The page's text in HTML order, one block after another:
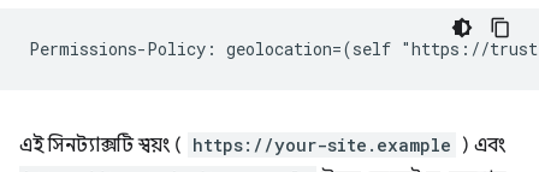
এই সিনট্যাক্সটি স্বয়ং ( https://your-site.example ) এবং